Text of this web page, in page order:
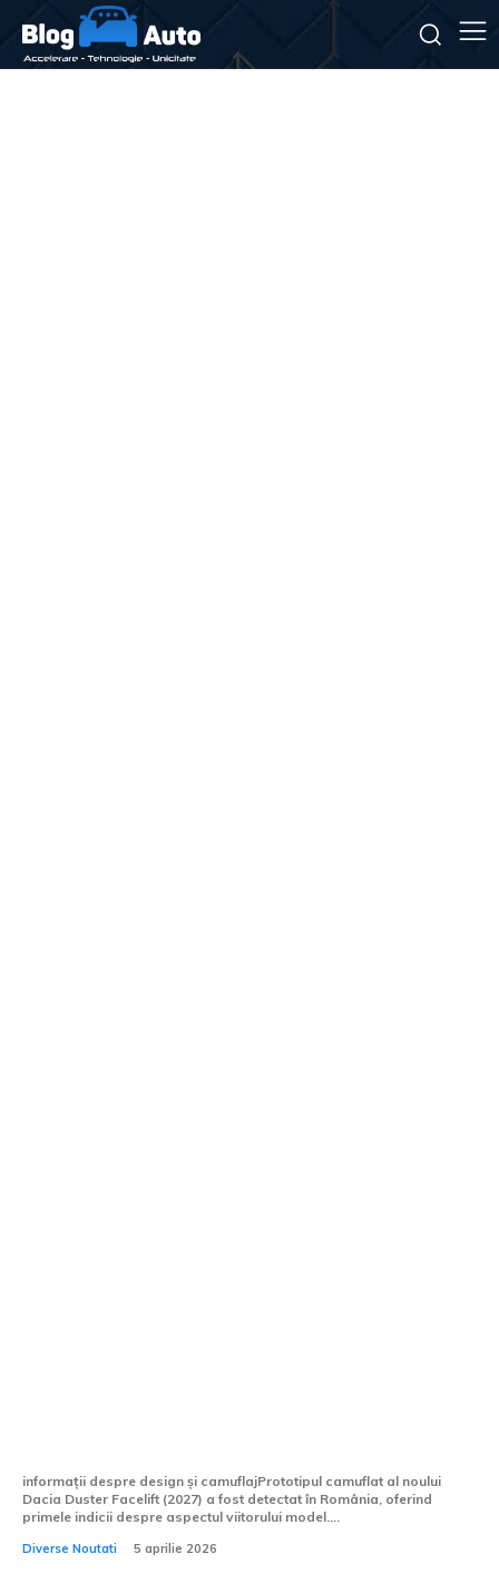
informații despre design și camuflajPrototipul camuflat al noului
Dacia Duster Facelift (2027) a fost detectat în România, oferind
primele indicii despre aspectul viitorului model....
Diverse Noutati 5 aprilie 2026